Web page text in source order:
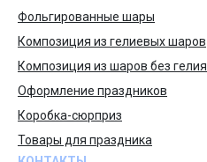
Фольгированные шары
Композиция из гелиевых шаров
Композиция из шаров без гелия
Оформление праздников
Коробка-сюрприз
Товары для праздника